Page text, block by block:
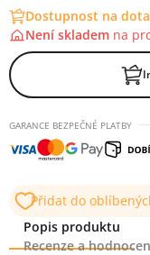
Dostupnost na
Není skladem na
GARANCE BEZPEČNÉ PLATBY
Přidat do
Popis produktu
Recenze a